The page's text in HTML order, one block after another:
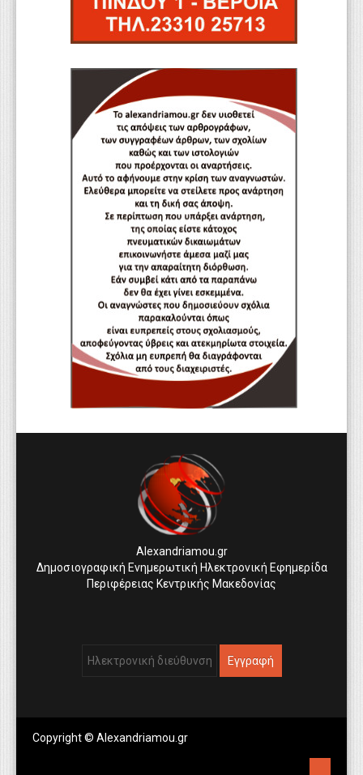
Alexandriamou.gr
Δημοσιογραφική Ενημερωτική Ηλεκτρονική Εφημερίδα
Περιφέρειας Κεντρικής Μακεδονίας
Copyright © Alexandriamou.gr